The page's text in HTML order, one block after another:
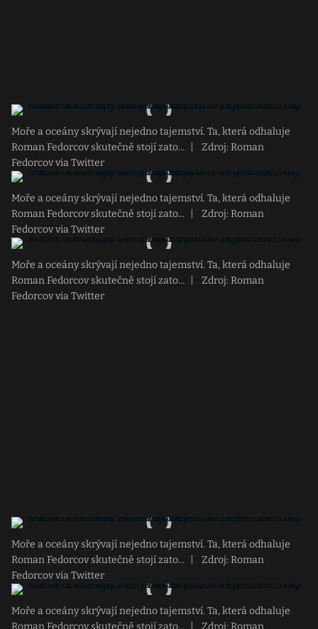
Moře a oceány skrývají nejedno tajemství. Ta, která odhaluje
Roman Fedorcov skutečně stojí zato...
Zdroj: Roman
Fedorcov via Twitter
Moře a oceány skrývají nejedno tajemství. Ta, která odhaluje
Roman Fedorcov skutečně stojí zato...
Zdroj: Roman
Fedorcov via Twitter
Moře a oceány skrývají nejedno tajemství. Ta, která odhaluje
Roman Fedorcov skutečně stojí zato...
Zdroj: Roman
Fedorcov via Twitter
Moře a oceány skrývají nejedno tajemství. Ta, která odhaluje
Roman Fedorcov skutečně stojí zato...
Zdroj: Roman
Fedorcov via Twitter
Moře a oceány skrývají nejedno tajemství. Ta, která odhaluje
Roman Fedorcov skutečně stojí zato...
Zdroj: Roman